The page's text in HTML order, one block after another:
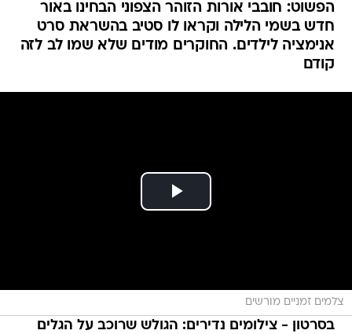
הפשוט: חובבי אורות הזוהר הצפוני הבחינו באור
חדש בשמי הלילה וקראו לו סטיב בהשראת סרט
אנימציה לילדים. החוקרים מודים שלא שמו לב לזה
קודם
צלמים זמניים מורשים
בסרטון - צילומים נדירים: הגולש שרוכב על הגלים